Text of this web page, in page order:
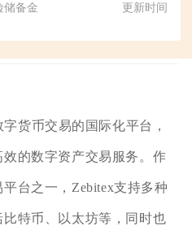
储备金
更新时间
货币交易的国际化平台，
的数字资产交易服务。作
台之一，Zebitex支持多种
特币、以太坊等，同时也